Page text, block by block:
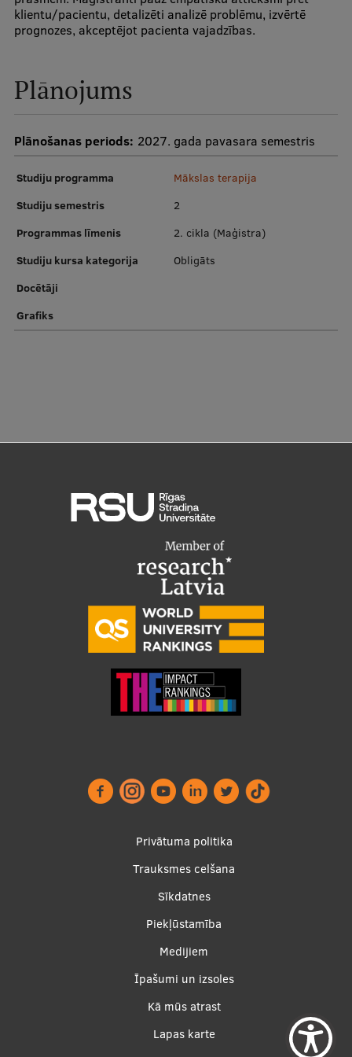
Pētniecības datu pārvaldība
RSU zinātnes portāls
Pētniecības platformas
Zinātniskās konferences
Inovāciju centrs
Mobilitātes programmas
Starptautiskie sadarbības partneri
EATRIS koordinators Latvijā
klientu/pacientu, detalizēti analizē problēmu, izvērtē
prognozes, akceptējot pacienta vajadzības.
Plānojums
Plānošanas periods: 2027. gada pavasara semestris
Studiju programma
Mākslas terapija
Studiju semestris
2
Programmas līmenis
2. cikla (Maģistra)
Studiju kursa kategorija
Obligāts
Docētāji
Grafiks
Privātuma politika
Trauksmes celšana
Sīkdatnes
Piekļūstamība
Medijiem
Īpašumi un izsoles
Kā mūs atrast
Lapas karte